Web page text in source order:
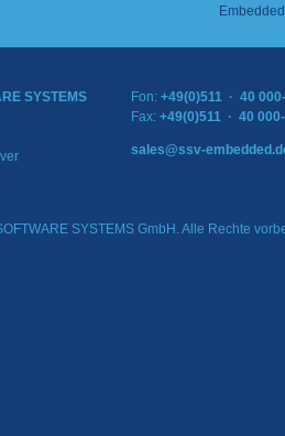
SYSTEMS Fon: +49(0)511 · 40
Fax: +49(0)511 · 40
sales@ssv-
SYSTEMS GmbH. Alle Rechte